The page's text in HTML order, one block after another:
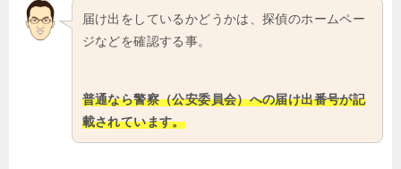
届け出をしているかどうかは、探偵のホームペー
ジなどを確認する事。
普通なら警察（公安委員会）への届け出番号が記
載されています。